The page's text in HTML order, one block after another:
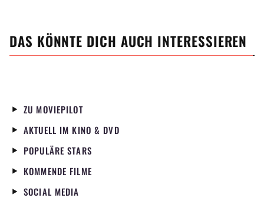
DAS KÖNNTE DICH AUCH INTERESSIEREN
ZU MOVIEPILOT
AKTUELL IM KINO & DVD
POPULÄRE STARS
KOMMENDE FILME
SOCIAL MEDIA